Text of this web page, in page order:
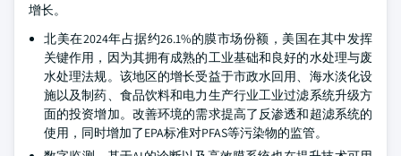
增长。
北美在2024年占据约26.1%的膜市场份额，美国在其中发挥
关键作用，因为其拥有成熟的工业基础和良好的水处理与废
水处理法规。该地区的增长受益于市政水回用、海水淡化设
施以及制药、食品饮料和电力生产行业工业过滤系统升级方
面的投资增加。改善环境的需求提高了反渗透和超滤系统的
使用，同时增加了EPA标准对PFAS等污染物的监管。